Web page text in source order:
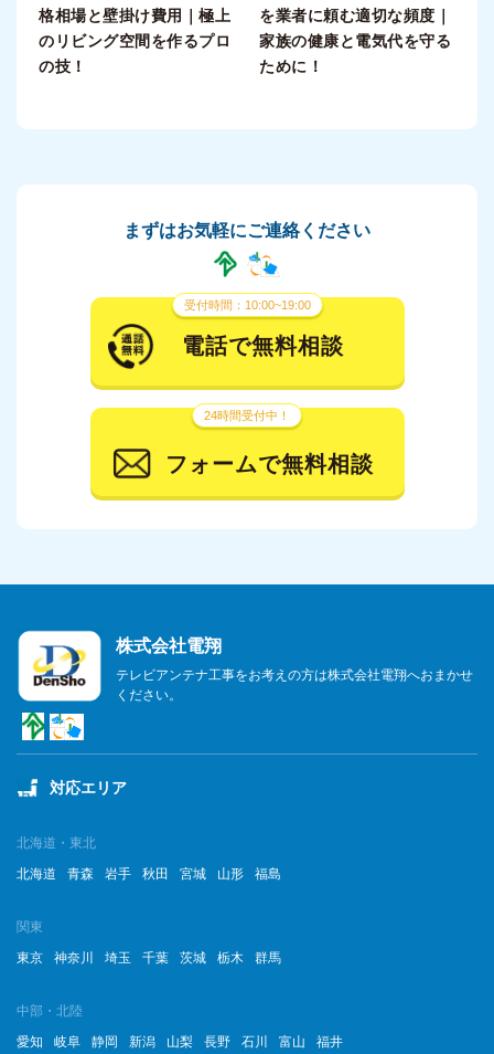
格相場と壁掛け費用｜極上
のリビング空間を作るプロ
の技！
を業者に頼む適切な頻度｜
家族の健康と電気代を守る
ために！
まずはお気軽にご連絡ください
受付時間：10:00~19:00
電話で無料相談
24時間受付中！
フォームで無料相談
株式会社電翔
テレビアンテナ工事をお考えの方は株式会社電翔へおまかせ
ください。
対応エリア
北海道・東北
北海道
青森 岩手 秋田 宮城 山形 福島
関東
東京
神奈川 埼玉 千葉 茨城 栃木 群馬
中部・北陸
愛知
岐阜 静岡 新潟 山梨 長野 石川 富山 福井